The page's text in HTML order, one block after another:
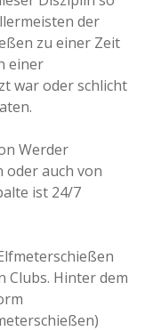
der
zu einer Zeit
einer
war oder schlicht
Werder
oder auch von
ist 24/7
Clubs. Hinter dem